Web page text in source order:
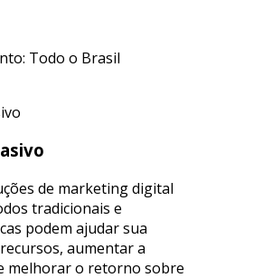
Todo o Brasil
de marketing digital
tradicionais e
podem ajudar sua
aumentar a
melhorar o retorno sobre